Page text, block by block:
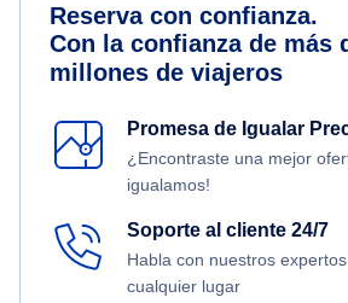
Reserva con confianza.
Con la confianza de más
millones de viajeros
Promesa de Igualar
¿Encontraste una mejor
igualamos!
Soporte al cliente 24/7
Habla con nuestros
cualquier lugar